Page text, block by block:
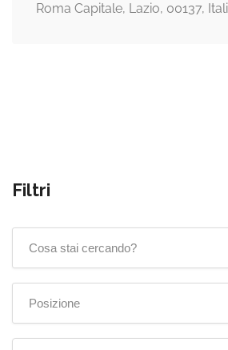
Roma Capitale, Lazio, 00137,
Filtri